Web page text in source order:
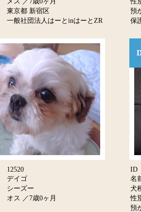
東京都 新宿区
一般社団法人はーとinはーとZR
預
保
12520
デイゴ
シーズー
オス ／7歳0ヶ月
ID
名
犬
性
預